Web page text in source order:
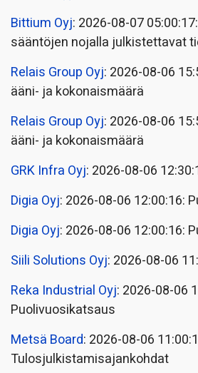
Bittium Oyj: 2026-08-07
sääntöjen nojalla julkistettavat
Relais Group Oyj: 2026-08-06
ääni- ja kokonaismäärä
Relais Group Oyj: 2026-08-06
ääni- ja kokonaismäärä
GRK Infra Oyj: 2026-08-06
Digia Oyj: 2026-08-06 12:00:16:
Digia Oyj: 2026-08-06 12:00:16:
Siili Solutions Oyj: 2026-08-06
Reka Industrial Oyj: 2026-08-06
Puolivuosikatsaus
Metsä Board: 2026-08-06
Tulosjulkistamisajankohdat